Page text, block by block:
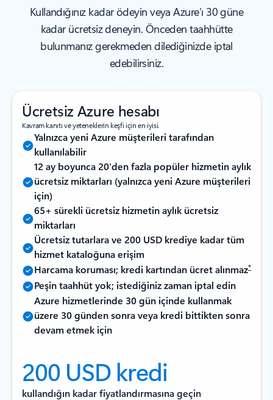
Kullandığınız kadar ödeyin veya Azure’ı 30 güne
kadar ücretsiz deneyin. Önceden taahhütte
bulunmanız gerekmeden dilediğinizde iptal
edebilirsiniz.
Ücretsiz Azure hesabı
Kavram kanıtı ve yeteneklerin keşfi için en iyisi.
Yalnızca yeni Azure müşterileri tarafından
kullanılabilir
12 ay boyunca 20'den fazla popüler hizmetin aylık
ücretsiz miktarları (yalnızca yeni Azure müşterileri
için)
65+ sürekli ücretsiz hizmetin aylık ücretsiz
miktarları
Ücretsiz tutarlara ve 200 USD krediye kadar tüm
hizmet kataloğuna erişim
Harcama koruması; kredi kartından ücret alınmaz*
Peşin taahhüt yok; istediğiniz zaman iptal edin
Azure hizmetlerinde 30 gün içinde kullanmak
üzere 30 günden sonra veya kredi bittikten sonra
devam etmek için
200 USD kredi
kullandığın kadar fiyatlandırmasına geçin